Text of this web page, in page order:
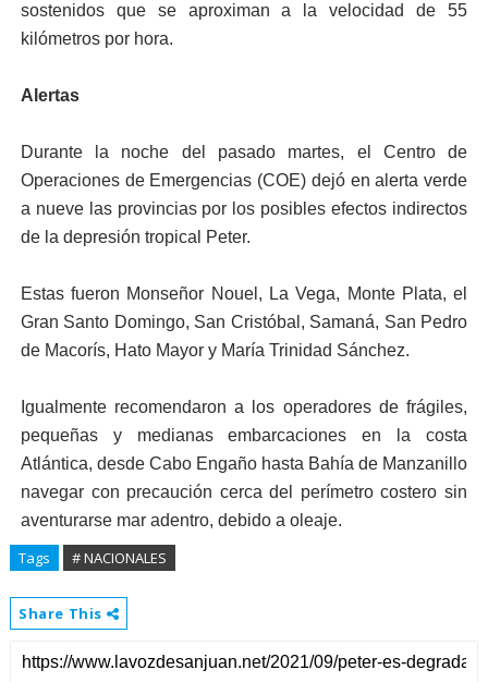
sostenidos que se aproximan a la velocidad de 55
kilómetros por hora.
Alertas
Durante la noche del pasado martes, el Centro de
Operaciones de Emergencias (COE) dejó en alerta verde
a nueve las provincias por los posibles efectos indirectos
de la depresión tropical Peter.
Estas fueron Monseñor Nouel, La Vega, Monte Plata, el
Gran Santo Domingo, San Cristóbal, Samaná, San Pedro
de Macorís, Hato Mayor y María Trinidad Sánchez.
Igualmente recomendaron a los operadores de frágiles,
pequeñas y medianas embarcaciones en la costa
Atlántica, desde Cabo Engaño hasta Bahía de Manzanillo
navegar con precaución cerca del perímetro costero sin
aventurarse mar adentro, debido a oleaje.
Tags # NACIONALES
Share This